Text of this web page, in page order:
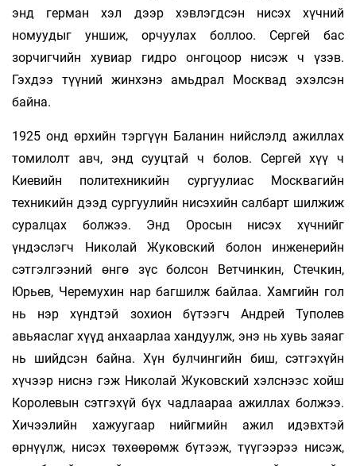
энд герман хэл дээр хэвлэгдсэн нисэх хүчний
номуудыг уншиж, орчуулах боллоо. Сергей бас
зорчигчийн хувиар гидро онгоцоор нисэж ч үзэв.
Гэхдээ түүний жинхэнэ амьдрал Москвад эхэлсэн
байна.
1925 онд өрхийн тэргүүн Баланин нийслэлд ажиллах
томилолт авч, энд сууцтaй ч болов. Сергей хүү ч
Киевийн политехникийн сургуулиас Москвагийн
техникийн дээд сургуулийн нисэхийн салбарт шилжиж
суралцах болжээ. Энд Оросын нисэх хүчнийг
үндэслэгч Николай Жуковский болон инженерийн
сэтгэлгээний өнгө зүс болсон Ветчинкин, Стечкин,
Юрьев, Черемухин нар багшилж байлаа. Хамгийн гол
нь нэр хүндтэй зохион бүтээгч Андрей Туполев
авьяаслаг хүүд анхаарлаа хандуулж, энэ нь хувь заяаг
нь шийдсэн байна. Хүн булчингийн биш, сэтгэхүйн
хүчээр ниснэ гэж Николай Жуковский хэлснээс хойш
Королевын сэтгэхүй бүх чадлаараа ажиллах болжээ.
Хичээлийн хажуугаар нийгмийн ажил идэвхтэй
өрнүүлж, нисэх төхөөрөмж бүтээж, түүгээрээ нисэж,